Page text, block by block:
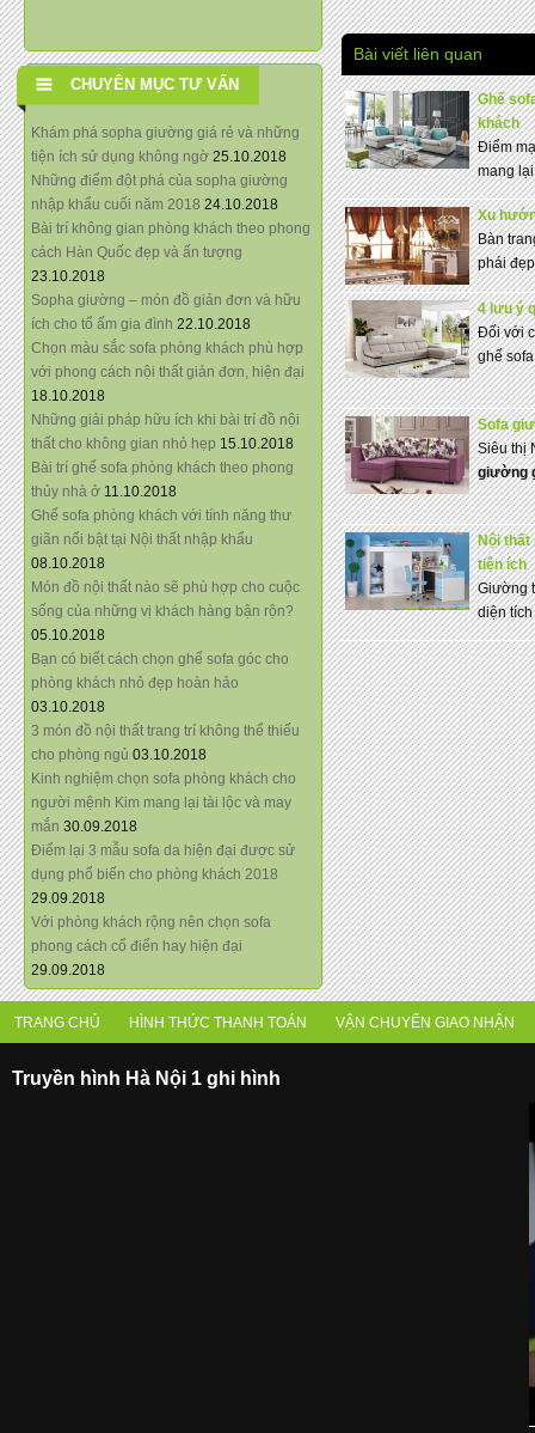
CHUYÊN MỤC TƯ VẤN
Khám phá sopha giường giá rẻ và những
tiện ích sử dụng không ngờ 25.10.2018
Những điểm đột phá của sopha giường
nhập khẩu cuối năm 2018 24.10.2018
Bài trí không gian phòng khách theo phong
cách Hàn Quốc đẹp và ấn tượng
23.10.2018
Sopha giường – món đồ giản đơn và hữu
ích cho tổ ấm gia đình 22.10.2018
Chọn màu sắc sofa phòng khách phù hợp
với phong cách nội thất giản đơn, hiện đại
18.10.2018
Những giải pháp hữu ích khi bài trí đồ nội
thất cho không gian nhỏ hẹp 15.10.2018
Bài trí ghế sofa phòng khách theo phong
thủy nhà ở 11.10.2018
Ghế sofa phòng khách với tính năng thư
giãn nổi bật tại Nội thất nhập khẩu
08.10.2018
Món đồ nội thất nào sẽ phù hợp cho cuộc
sống của những vị khách hàng bận rộn?
05.10.2018
Bạn có biết cách chọn ghế sofa góc cho
phòng khách nhỏ đẹp hoàn hảo
03.10.2018
3 món đồ nội thất trang trí không thể thiếu
cho phòng ngủ 03.10.2018
Kinh nghiệm chọn sofa phòng khách cho
người mệnh Kim mang lại tài lộc và may
mắn 30.09.2018
Điểm lại 3 mẫu sofa da hiện đại được sử
dụng phổ biến cho phòng khách 2018
29.09.2018
Với phòng khách rộng nên chọn sofa
phong cách cổ điển hay hiện đại
29.09.2018
Bài viết liên quan
Ghế
khách
Điểm
mang
Xu
Bàn
phái
4 lưu ý
Đối với
ghế
Sofa
Siêu thị
giường
Nội thất
tiện ích
Giường
diện
TRANG CHỦ HÌNH THỨC THANH TOÁN VẬN CHUYỂN GIAO NHẬN
Truyền hình Hà Nội 1 ghi hình